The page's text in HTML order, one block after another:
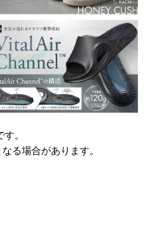
。
る場合があります。